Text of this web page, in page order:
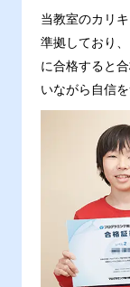
当教室のカリ
準拠しており
に合格すると
いながら自信